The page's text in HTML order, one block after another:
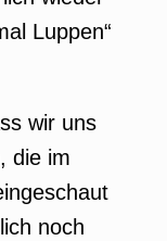
Luppen“
wir uns
die im
noch